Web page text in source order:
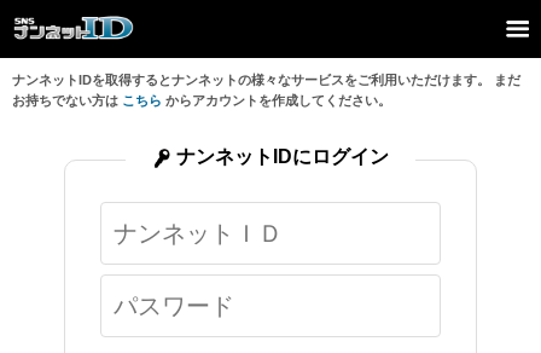
ナンネットIDを取得するとナンネットの様々なサービスをご利用いただけます。 まだ
お持ちでない方は こちら からアカウントを作成してください。
ナンネットIDにログイン